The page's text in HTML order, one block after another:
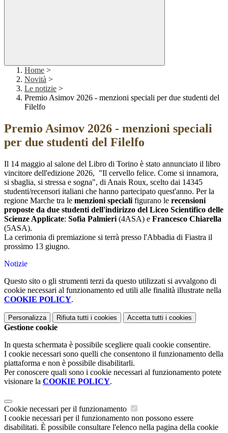
Home >
Novità >
Le notizie >
Premio Asimov 2026 - menzioni speciali per due studenti del
Filelfo
Premio Asimov 2026 - menzioni speciali
per due studenti del Filelfo
Il 14 maggio al salone del Libro di Torino è stato annunciato il libro
vincitore dell'edizione 2026, "Il cervello felice. Come si innamora,
si sbaglia, si stressa e sogna", di Anais Roux, scelto dai 14345
studenti/recensori italiani che hanno partecipato quest'anno. Per la
regione Marche tra le menzioni speciali figurano le recensioni
proposte da due studenti dell'indirizzo del Liceo Scientifico delle
Scienze Applicate: Sofia Palmieri (4ASA) e Francesco Chiarella
(5ASA).
La cerimonia di premiazione si terrà presso l'Abbadia di Fiastra il
prossimo 13 giugno.
Notizie
Questo sito o gli strumenti terzi da questo utilizzati si avvalgono di
cookie necessari al funzionamento ed utili alle finalità illustrate nella
COOKIE POLICY.
Personalizza Rifiuta tutti i cookies Accetta tutti i cookies
Gestione cookie
In questa schermata è possibile scegliere quali cookie consentire.
I cookie necessari sono quelli che consentono il funzionamento della
piattaforma e non è possibile disabilitarli.
Per conoscere quali sono i cookie necessari al funzionamento potete
visionare la COOKIE POLICY.
Cookie necessari per il funzionamento
I cookie necessari per il funzionamento non possono essere
disabilitati. È possibile consultare l'elenco nella pagina della cookie